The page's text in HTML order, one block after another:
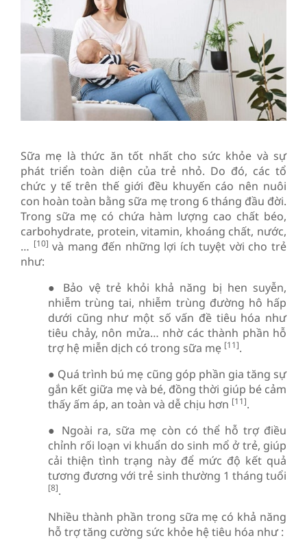
Sữa mẹ là thức ăn tốt nhất cho sức khỏe và sự
phát triển toàn diện của trẻ nhỏ. Do đó, các tổ
chức y tế trên thế giới đều khuyến cáo nên nuôi
con hoàn toàn bằng sữa mẹ trong 6 tháng đầu đời.
Trong sữa mẹ có chứa hàm lượng cao chất béo,
carbohydrate, protein, vitamin, khoáng chất, nước,
… [10] và mang đến những lợi ích tuyệt vời cho trẻ
như:
● Bảo vệ trẻ khỏi khả năng bị hen suyễn,
nhiễm trùng tai, nhiễm trùng đường hô hấp
dưới cũng như một số vấn đề tiêu hóa như
tiêu chảy, nôn mửa… nhờ các thành phần hỗ
trợ hệ miễn dịch có trong sữa mẹ [11].
● Quá trình bú mẹ cũng góp phần gia tăng sự
gắn kết giữa mẹ và bé, đồng thời giúp bé cảm
thấy ấm áp, an toàn và dễ chịu hơn [11].
● Ngoài ra, sữa mẹ còn có thể hỗ trợ điều
chỉnh rối loạn vi khuẩn do sinh mổ ở trẻ, giúp
cải thiện tình trạng này để mức độ kết quả
tương đương với trẻ sinh thường 1 tháng tuổi
[8].
Nhiều thành phần trong sữa mẹ có khả năng
hỗ trợ tăng cường sức khỏe hệ tiêu hóa như :